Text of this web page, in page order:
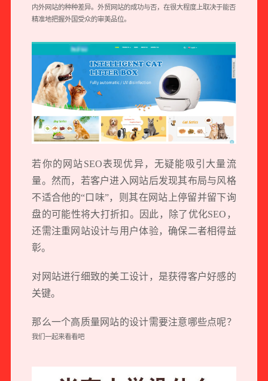
内外网站的种种差异。外贸网站的成功与否，在很大程度上取决于能否
精准地把握外国受众的审美品位。
若你的网站SEO表现优异，无疑能吸引大量流
量。然而，若客户进入网站后发现其布局与风格
不适合他的“口味”，则其在网站上停留并留下询
盘的可能性将大打折扣。因此，除了优化SEO，
还需注重网站设计与用户体验，确保二者相得益
彰。
对网站进行细致的美工设计，是获得客户好感的
关键。
那么一个高质量网站的设计需要注意哪些点呢？
我们一起来看看吧